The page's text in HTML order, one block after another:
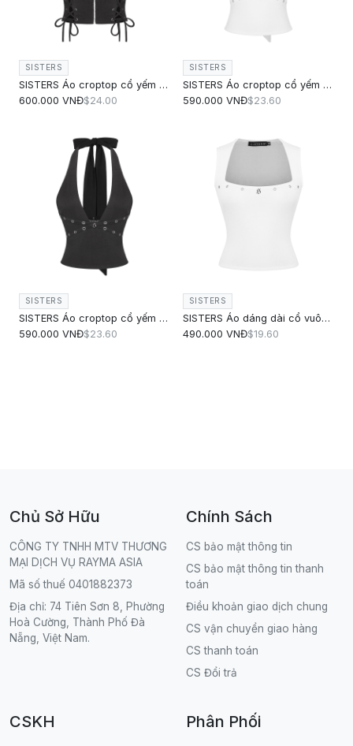
SISTERS
SISTERS Áo croptop cổ yếm đan dây Riveria - Đen
600.000 VNĐ$24.00
SISTERS
SISTERS Áo croptop cổ yếm phối khoen bạc Muse - Trắng
590.000 VNĐ$23.60
SISTERS
SISTERS Áo croptop cổ yếm phối khoen bạc Muse - Đen
590.000 VNĐ$23.60
SISTERS
SISTERS Áo dáng dài cổ vuông Millie - Trắng
490.000 VNĐ$19.60
Chủ Sở Hữu
CÔNG TY TNHH MTV THƯƠNG
MẠI DỊCH VỤ RAYMA ASIA
Mã số thuế 0401882373
Địa chỉ: 74 Tiên Sơn 8, Phường
Hoà Cường, Thành Phố Đà
Nẵng, Việt Nam.
Chính Sách
CS bảo mật thông tin
CS bảo mật thông tin thanh
toán
Điều khoản giao dịch chung
CS vận chuyển giao hàng
CS thanh toán
CS Đổi trả
CSKH Phân Phối